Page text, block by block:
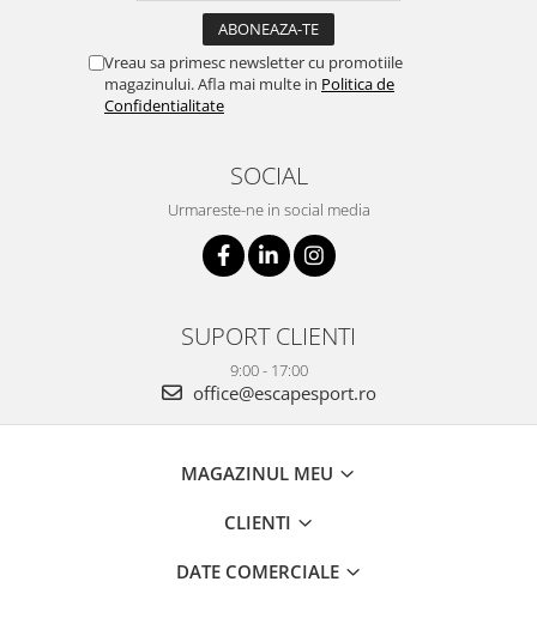
Vreau sa primesc newsletter cu promotiile
magazinului. Afla mai multe in Politica de
Confidentialitate
SOCIAL
Urmareste-ne in social media
SUPORT CLIENTI
9:00 - 17:00
office@escapesport.ro
MAGAZINUL MEU
CLIENTI
DATE COMERCIALE